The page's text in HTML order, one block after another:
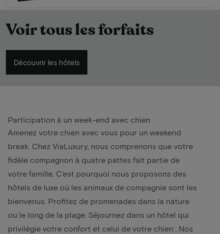
Voir tous les forfaits
Découvrir les hôtels
Participation à un week-end avec chien
Amenez votre chien avec vous pour un weekend
break . Chez ViaLuxury, nous comprenons que votre
fidèle compagnon à quatre pattes fait partie de
votre famille. C'est pourquoi nous proposons des
hôtels de luxe où les animaux de compagnie sont les
bienvenus. Profitez de promenades dans la nature
ou le long de la plage. Séjournez dans un hôtel qui
privilégie votre confort et celui de votre chien
. Nos